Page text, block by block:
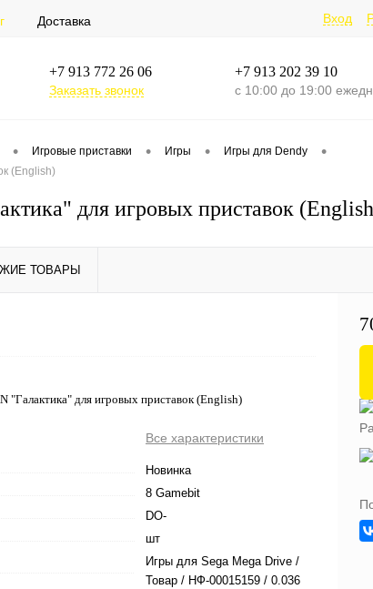
Доставка Вход
+7 913 772 26 06
Заказать звонок
+7 913 202 39 10
с 10:00 до 19:00
• Игровые приставки • Игры • Игры для Dendy •
(English)
для игровых приставок
ТОВАРЫ
для игровых приставок (English)
Все характеристики
Новинка
8 Gamebit
DO-
шт
Игры для Sega Mega Drive /
Товар / НФ-00015159 / 0.036